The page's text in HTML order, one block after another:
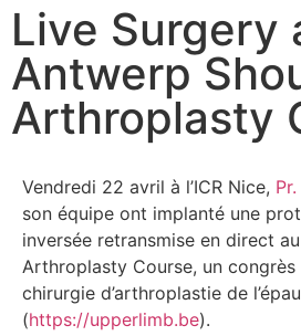
Live Surgery
Antwerp
Arthroplasty
Vendredi 22 avril à l’ICR Nice,
son équipe ont implanté une
inversée retransmise en direct
Arthroplasty Course, un congrès
chirurgie d’arthroplastie de
(https://upperlimb.be).